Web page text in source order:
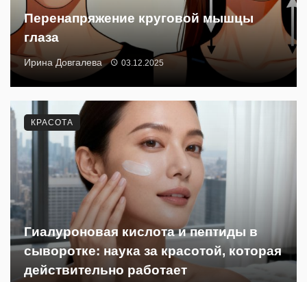
Перенапряжение круговой мышцы
глаза
Ирина Довгалева 03.12.2025
Гиалуроновая кислота и пептиды в
сыворотке: наука за красотой, которая
действительно работает
КРАСОТА